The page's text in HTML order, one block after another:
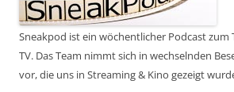
Sneakpod ist ein wöchentlicher Podcast zum
TV. Das Team nimmt sich in wechselnden
vor, die uns in Streaming & Kino gezeigt